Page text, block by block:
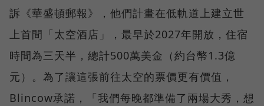
訴《華盛頓郵報》，他們計畫在低軌道上建立世
上首間「太空酒店」，最早於2027年開放，住宿
時間為三天半，總計500萬美金（約台幣1.3億
元）。為了讓這張前往太空的票價更有價值，
Blincow承諾，「我們每晚都準備了兩場大秀，想